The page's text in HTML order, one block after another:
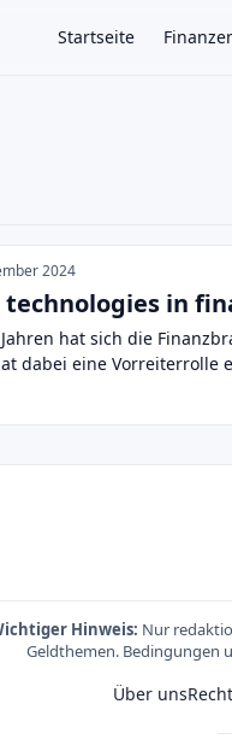
Startseite
2024
in
hat sich die
dabei eine Vorreiterrolle
Hinweis: Nur
Geldthemen. Bedingungen
Über uns